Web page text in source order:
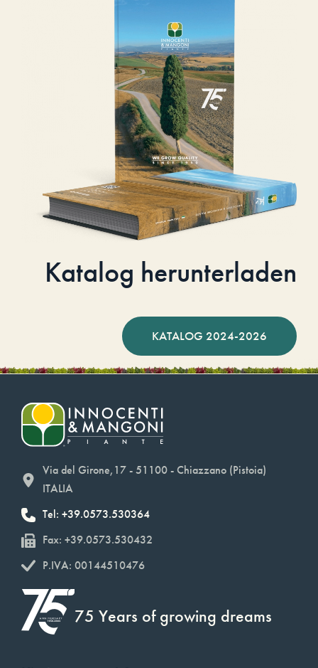
Katalog herunterladen
KATALOG 2024-2026
Via del Girone,17 - 51100 - Chiazzano (Pistoia)
ITALIA
Tel: +39.0573.530364
Fax: +39.0573.530432
P.IVA: 00144510476
75 Years of growing dreams